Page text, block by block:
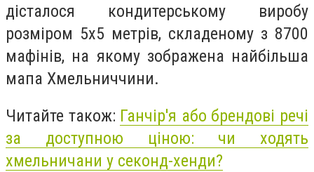
дісталося кондитерському виробу
розміром 5х5 метрів, складеному з 8700
мафінів, на якому зображена найбільша
мапа Хмельниччини.
Читайте також: Ганчір'я або брендові речі
за доступною ціною: чи ходять
хмельничани у секонд-хенди?